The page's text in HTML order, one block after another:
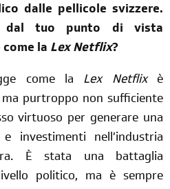
dalle pellicole svizzere.
dal tuo punto di vista
come la Lex Netflix?
come la Lex Netflix è
purtroppo non sufficiente
virtuoso per generare una
investimenti nell’industria
È stata una battaglia
politico, ma è sempre